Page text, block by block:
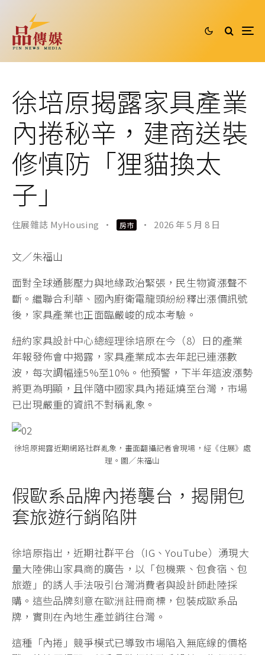
徐培原揭露家具產業
內捲秘辛，建商送裝
修慎防「狸貓換太
子」
住展雜誌 MyHousing · 房市 · 2026 年 5 月 8 日
文／朱福山
面對全球通膨壓力與地緣政治緊張，民生物資漲聲不
斷。繼聯合利華、國內廚衛電龍頭紛紛釋出漲價訊號
後，家具產業也正面臨嚴峻的成本考驗。
紐約家具設計中心總經理徐培原在今（8）日的產業
年報發佈會中揭露，家具產業成本去年起已連漲數
波，每次調幅達5%至10%。他預警，下半年這波漲勢
將更為明顯，且伴隨中國家具內捲延燒至台灣，市場
已出現嚴重的資訊不對稱亂象。
徐培原揭露近期網路社群亂象，畫面翻攝記者會現場，經《住展》處
理。圖／朱福山
假歐系品牌內捲襲台，揭開包
套旅遊行銷陷阱
徐培原指出，近期社群平台（IG、YouTube）湧現大
量大陸佛山家具商的廣告，以「包機票、包食宿、包
旅遊」的誘人手法吸引台灣消費者與設計師赴陸採
購。這些品牌刻意在歐洲註冊商標，包裝成歐系品
牌，實則在內地生產並銷往台灣。
這種「內捲」競爭模式已導致市場陷入無底線的價格